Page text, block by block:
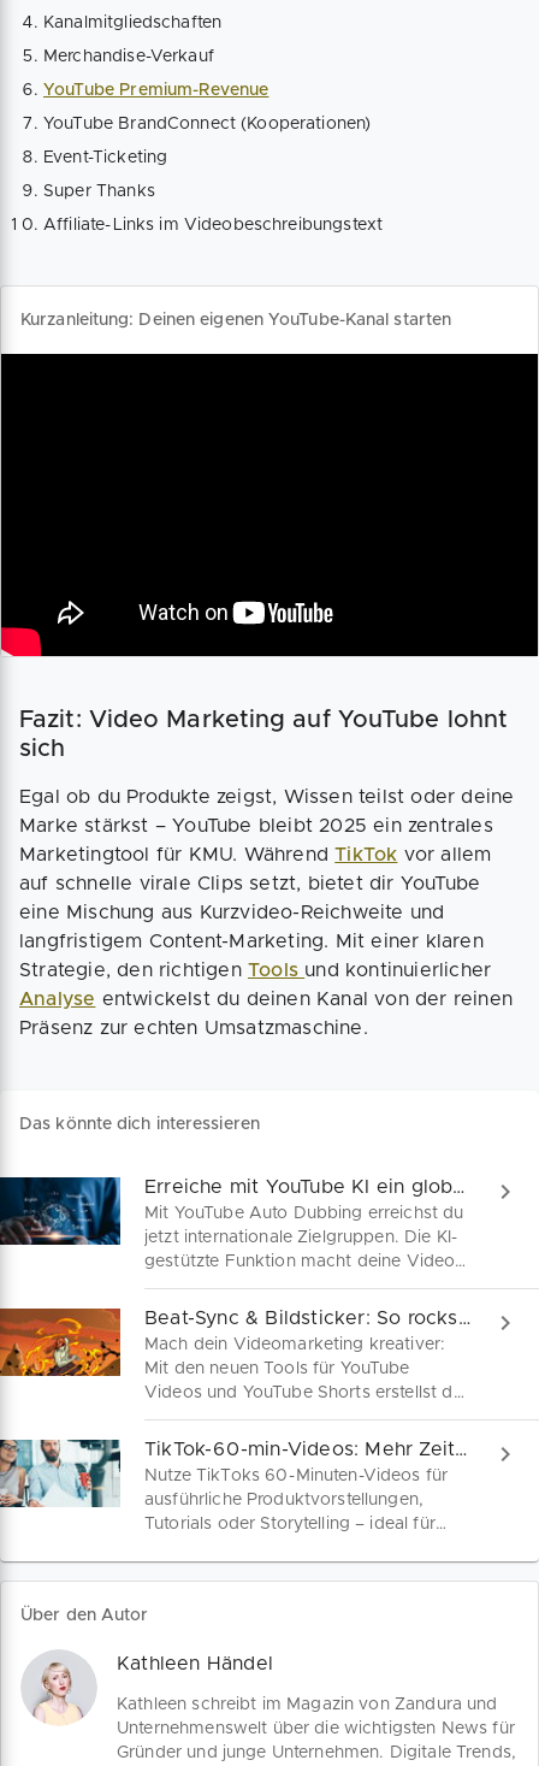
Kanalmitgliedschaften
Merchandise-Verkauf
YouTube Premium-Revenue
YouTube BrandConnect (Kooperationen)
Event-Ticketing
Super Thanks
Affiliate-Links im Videobeschreibungstext
Kurzanleitung: Deinen eigenen YouTube-Kanal starten
Fazit: Video Marketing auf YouTube lohnt
sich
Egal ob du Produkte zeigst, Wissen teilst oder deine
Marke stärkst – YouTube bleibt 2025 ein zentrales
Marketingtool für KMU. WährendTikTok vor allem
auf schnelle virale Clips setzt, bietet dir YouTube
eine Mischung aus Kurzvideo-Reichweite und
langfristigem Content-Marketing. Mit einer klaren
Strategie, den richtigen Tools und kontinuierlicher
Analyse entwickelst du deinen Kanal von der reinen
Präsenz zur echten Umsatzmaschine.
Das könnte dich interessieren
Erreiche mit YouTube KI ein globales Publikum!
Mit YouTube Auto Dubbing erreichst du
jetzt internationale Zielgruppen. Die KI-
gestützte Funktion macht deine Videos
weltweit sichtbar – ganz ohne
Übersetzungsstress. Ideal für
Soloselbstständige, DIY-Creators und
Berater!
Beat-Sync & Bildsticker: So rockst du YouTube Shorts
Mach dein Videomarketing kreativer:
Mit den neuen Tools für YouTube
Videos und YouTube Shorts erstellst du
Clips präzise, synchronisierst Musik
automatisch, integrierst eigene Bilder
und nutzt individuelle KI-Sticker – so
sparst du Zeit, erreichst mehr Follower
und gewinnst schneller neue Kunden.
TikTok-60-min-Videos: Mehr Zeit, mehr Wirkung!
Nutze TikToks 60-Minuten-Videos für
ausführliche Produktvorstellungen,
Tutorials oder Storytelling – ideal für
Über den Autor
Kathleen Händel
Kathleen schreibt im Magazin von Zandura und
Unternehmenswelt über die wichtigsten News für
Gründer und junge Unternehmen. Digitale Trends,